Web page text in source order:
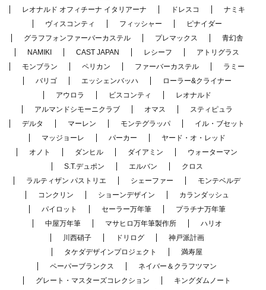
レオナルド オフィチーナ イタリアーナ
ドレスコ
ナミキ
ヴィスコンティ
フィッシャー
ピナイダー
グラフフォンファーバーカステル
プレマックス
青幻舎
NAMIKI
CAST JAPAN レシーフ
アトリグラス
モンブラン
ペリカン ファーバーカステル
ラミー
バリゴ
エッシェンバッハ
ローラー&クライナー
アウロラ
ビスコンティ
レオナルド
アルマンドシモーニクラブ
オマス
スティピュラ
デルタ
マーレン モンテグラッパ
イル・ブセット
マッジョーレ
パーカー
ヤード・オ・レッド
オノト
ダンヒル ダイアミン
ウォーターマン
S.T.デュポン
エルバン
クロス
ラルティザン パストリエ
シェーファー
モンテベルデ
コンクリン
ショーンデザイン
カランダッシュ
パイロット
セーラー万年筆
プラチナ万年筆
中屋万年筆
マサヒロ万年筆製作所
ハリオ
川西硝子
ドリログ
神戸派計画
タケダデザインプロジェクト
満寿屋
ペーパーブランクス
ネイバー＆クラフツマン
グレート・マスターズコレクション
キングダムノート